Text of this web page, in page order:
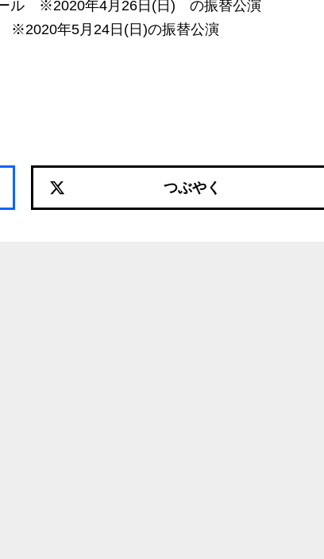
ル ※2020年4月26日(日) の振替公演
年5月24日(日)の振替公演
つぶやく